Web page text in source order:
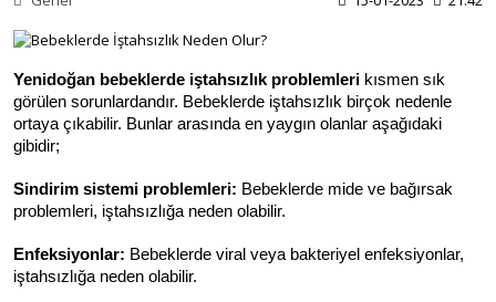
Yenidoğan bebeklerde iştahsızlık problemleri kısmen sık
görülen sorunlardandır. Bebeklerde iştahsızlık birçok nedenle
ortaya çıkabilir. Bunlar arasında en yaygın olanlar aşağıdaki
gibidir;
Sindirim sistemi problemleri: Bebeklerde mide ve bağırsak
problemleri, iştahsızlığa neden olabilir.
Enfeksiyonlar: Bebeklerde viral veya bakteriyel enfeksiyonlar,
iştahsızlığa neden olabilir.